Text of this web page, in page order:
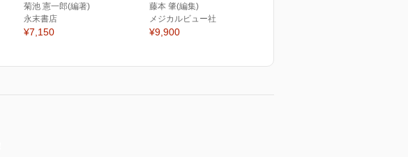
菊池 憲一郎(編著)
永末書店
¥7,150
藤本 肇(編集)
メジカルビュー社
¥9,900